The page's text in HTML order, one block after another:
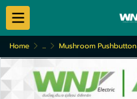
Home ... Mushroom Pushbutton